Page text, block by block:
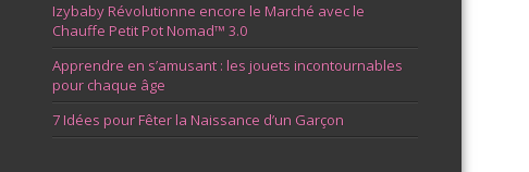
Izybaby Révolutionne encore le Marché avec le
Chauffe Petit Pot Nomad™ 3.0
Apprendre en s’amusant : les jouets incontournables
pour chaque âge
7 Idées pour Fêter la Naissance d’un Garçon